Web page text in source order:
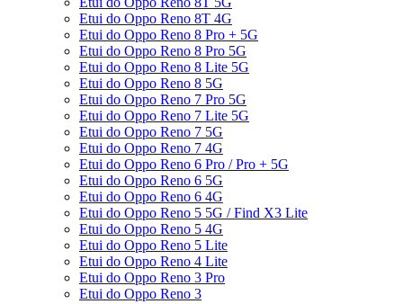
Etui do Oppo Reno 8T 4G
Etui do Oppo Reno 8 Pro + 5G
Etui do Oppo Reno 8 Pro 5G
Etui do Oppo Reno 8 Lite 5G
Etui do Oppo Reno 8 5G
Etui do Oppo Reno 7 Pro 5G
Etui do Oppo Reno 7 Lite 5G
Etui do Oppo Reno 7 5G
Etui do Oppo Reno 7 4G
Etui do Oppo Reno 6 Pro / Pro + 5G
Etui do Oppo Reno 6 5G
Etui do Oppo Reno 6 4G
Etui do Oppo Reno 5 5G / Find X3 Lite
Etui do Oppo Reno 5 4G
Etui do Oppo Reno 5 Lite
Etui do Oppo Reno 4 Lite
Etui do Oppo Reno 3 Pro
Etui do Oppo Reno 3